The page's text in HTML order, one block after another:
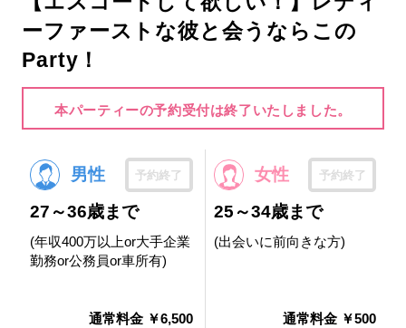
ーファーストな彼と会うならこの
Party！
本パーティーの予約受付は終了いたしました。
男性 予約終了
27～36歳まで
(年収400万以上or大手企業
勤務or公務員or車所有)
通常料金 ￥6,500
女性 予約終了
25～34歳まで
(出会いに前向きな方)
通常料金 ￥500